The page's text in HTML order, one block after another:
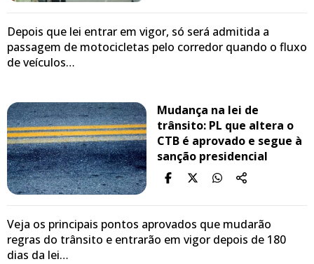
Depois que lei entrar em vigor, só será admitida a
passagem de motocicletas pelo corredor quando o fluxo
de veículos…
Mudança na lei de
trânsito: PL que altera o
CTB é aprovado e segue à
sanção presidencial
Veja os principais pontos aprovados que mudarão
regras do trânsito e entrarão em vigor depois de 180
dias da lei…